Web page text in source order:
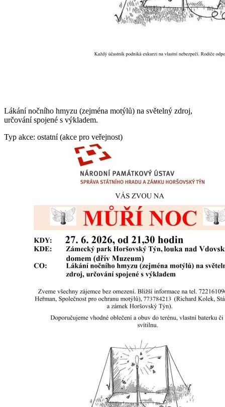
Lákání nočního hmyzu (zejména motýlů) na světelný zdroj,
určování spojené s výkladem.
Typ akce: ostatní (akce pro veřejnost)